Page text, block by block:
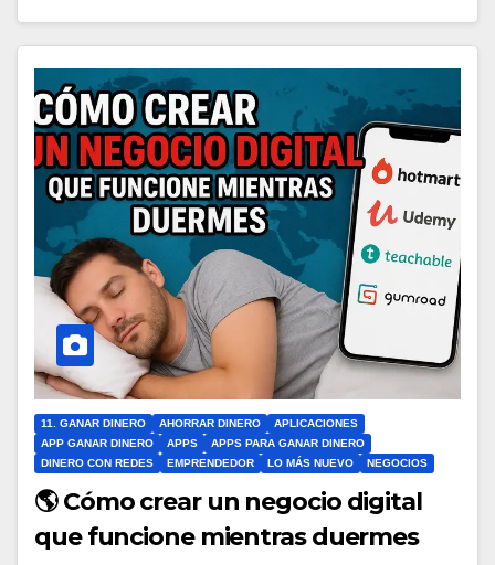
11. GANAR DINERO AHORRAR DINERO
APLICACIONES
APP GANAR DINERO
APPS
APPS PARA GANAR DINERO
DINERO CON REDES
EMPRENDEDOR LO MÁS NUEVO NEGOCIOS
🌎 Cómo crear un negocio digital
que funcione mientras duermes